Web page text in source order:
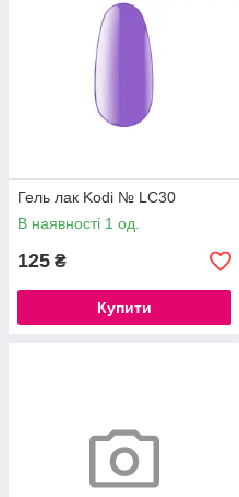
Гель лак Kodi № LC30
В наявності 1 од.
125 ₴
Купити